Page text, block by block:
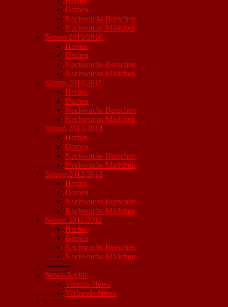
Damen
Nachwuchs Burschen
Nachwuchs Mädchen
Saison 2015/2016
Herren
Damen
Nachwuchs Burschen
Nachwuchs Mädchen
Saison 2014/2015
Herren
Damen
Nachwuchs Burschen
Nachwuchs Mädchen
Saison 2013/2014
Herren
Damen
Nachwuchs Burschen
Nachwuchs Mädchen
Saison 2012/2013
Herren
Damen
Nachwuchs Burschen
Nachwuchs Mädchen
Saison 2011/2012
Herren
Damen
Nachwuchs Burschen
Nachwuchs Mädchen
----------
News-Archiv
Vereins-News
Verbands-News
----------